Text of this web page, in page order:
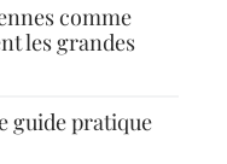
comme
les grandes
guide pratique